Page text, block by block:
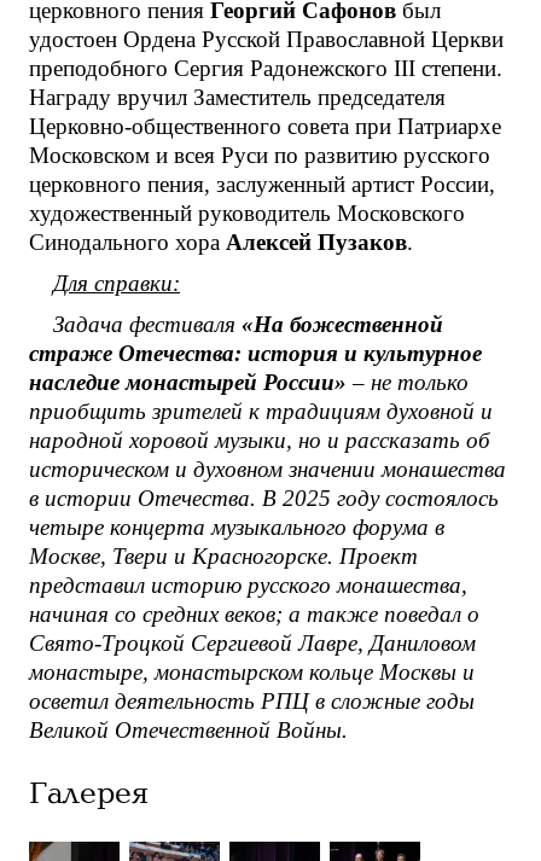
церковного пения Георгий Сафонов был
удостоен Ордена Русской Православной Церкви
преподобного Сергия Радонежского III степени.
Награду вручил Заместитель председателя
Церковно-общественного совета при Патриархе
Московском и всея Руси по развитию русского
церковного пения, заслуженный артист России,
художественный руководитель Московского
Синодального хора Алексей Пузаков.
Для справки:
Задача фестиваля «На божественной
страже Отечества: история и культурное
наследие монастырей России» – не только
приобщить зрителей к традициям духовной и
народной хоровой музыки, но и рассказать об
историческом и духовном значении монашества
в истории Отечества. В 2025 году состоялось
четыре концерта музыкального форума в
Москве, Твери и Красногорске. Проект
представил историю русского монашества,
начиная со средних веков; а также поведал о
Свято-Троцкой Сергиевой Лавре, Даниловом
монастыре, монастырском кольце Москвы и
осветил деятельность РПЦ в сложные годы
Великой Отечественной Войны.
Галерея